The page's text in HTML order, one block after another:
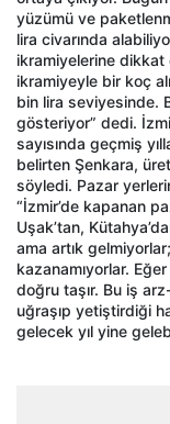
yüzümü ve
lira civarında
ikramiyelerine dikkat
ikramiyeyle bir koç
bin lira seviyesinde.
gösteriyor” dedi.
sayısında geçmiş
belirten Şenkara,
söyledi. Pazar
“İzmir’de kapanan
Uşak’tan,
ama artık
kazanamıyorlar.
doğru taşır. Bu iş
uğraşıp yetiştirdiği
gelecek yıl yine